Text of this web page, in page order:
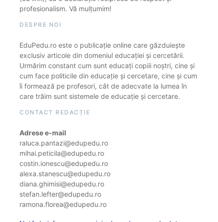
profesionalism. Vă mulțumim!
DESPRE NOI
EduPedu.ro este o publicație online care găzduiește
exclusiv articole din domeniul educației și cercetării.
Urmărim constant cum sunt educați copiii noștri, cine și
cum face politicile din educație și cercetare, cine și cum
îi formează pe profesori, cât de adecvate la lumea în
care trăim sunt sistemele de educație și cercetare.
CONTACT REDACȚIE
Adrese e-mail
raluca.pantazi@edupedu.ro
mihai.peticila@edupedu.ro
costin.ionescu@edupedu.ro
alexa.stanescu@edupedu.ro
diana.ghimisi@edupedu.ro
stefan.lefter@edupedu.ro
ramona.florea@edupedu.ro